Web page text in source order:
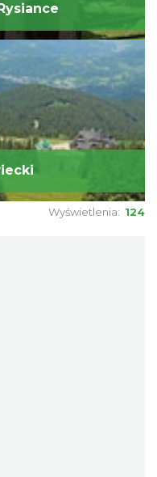
Wyświetlenia: 124